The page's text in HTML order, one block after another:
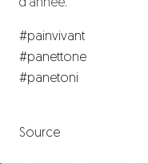
d’année.
#painvivant
#panettone
#panetoni
Source